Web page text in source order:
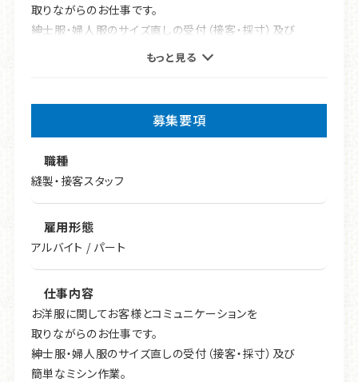
お客様からご要望をお聞きし、
接客スキルも大切なお仕事です。
縫い方や素材、糸の色などをしっかり検討し、
☆ここがポイント！
・週3日～OK！
※ブランクは問いません。
・子育てがひと段落した方や、子育てと両立中の主婦の方
が、
多く活躍されています。フルタイム勤務で働きたい方を
募集しています。
☆こんな方は歓迎！
洋服が好きな方
取りながらのお仕事です。
紳士服・婦人服のサイズ直しの受付（接客・採寸）及び
百貨店での販売経験のある方や、
アパレル関係に従事されていて接客経験のある方歓迎！
※経験者優遇
※未経験の方でも、丁寧に指導しますのでお気軽にお問合
せ下さい。
◇具体的には・・・
丈つめ、ウエストつめ等のベーシックなお直しから
デザイン変更やリメイクなど難易度の高いものまでお客様
のご要望は様々。
お客様の体型や姿勢、生活スタイルの目を向けながら、
一人一人フィットする世界にひとつだけの一着に仕上げま
す。
もっと見る
募集要項
職種
縫製・接客スタッフ
雇用形態
アルバイト / パート
仕事内容
お洋服に関してお客様とコミュニケーションを
取りながらのお仕事です。
紳士服・婦人服のサイズ直しの受付（接客・採寸）及び
簡単なミシン作業。